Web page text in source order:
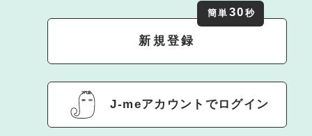
新規登録
簡単 30 秒
J-meアカウントでログイン